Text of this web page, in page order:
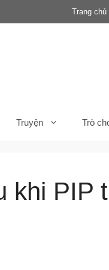
Trang chủ
Truyện Trò
khi PIP